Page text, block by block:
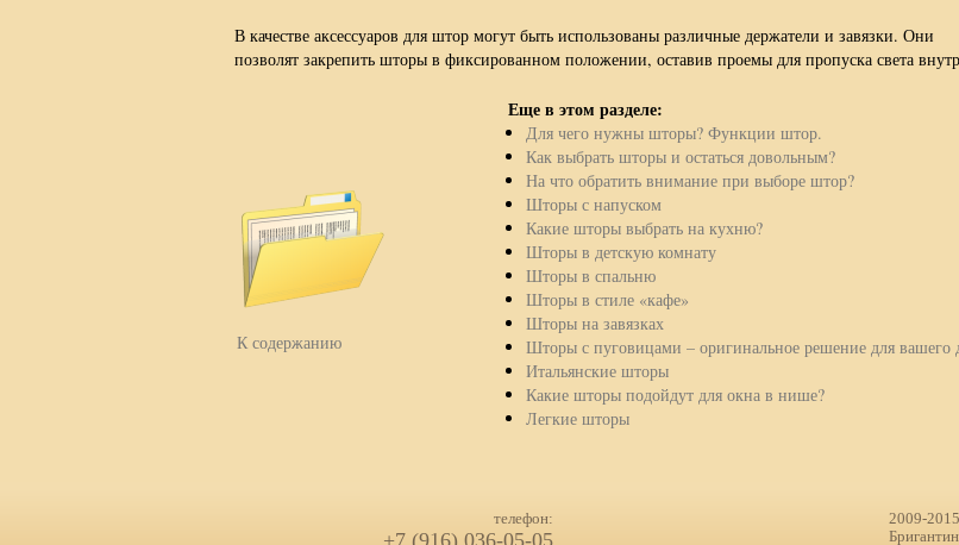
В качестве аксессуаров для штор могут быть использованы различные держатели и завязки. Они
позволят закрепить шторы в фиксированном положении, оставив проемы для пропуска света
К содержанию
Еще в этом разделе:
Для чего нужны шторы? Функции штор.
Как выбрать шторы и остаться довольным?
На что обратить внимание при выборе штор?
Шторы с напуском
Какие шторы выбрать на кухню?
Шторы в детскую комнату
Шторы в спальню
Шторы в стиле «кафе»
Шторы на завязках
Шторы с пуговицами – оригинальное решение для вашего
Итальянские шторы
Какие шторы подойдут для окна в нише?
Легкие шторы
2009-
телефон:
+7 (916) 036-05-05